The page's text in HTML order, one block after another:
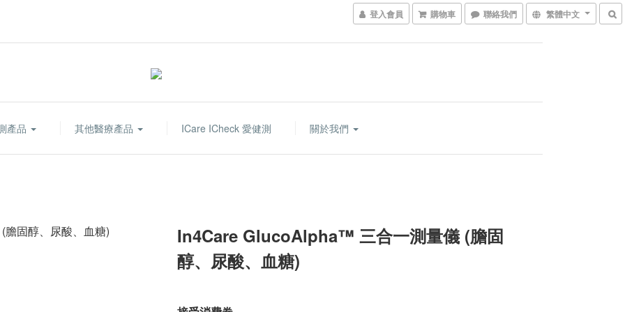
登入會員 購物車 聯絡我們 繁體中文
產品 其他醫療產品 ICare ICheck 愛健測 關於我們
In4Care GlucoAlpha™ 三合一測量儀 (膽固
醇、尿酸、血糖)